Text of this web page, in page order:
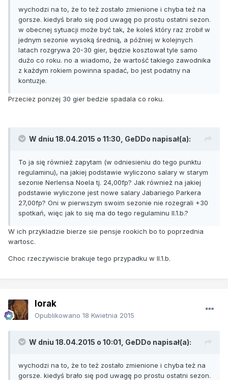
wychodzi na to, że to też zostało zmienione i chyba też na
gorsze. kiedyś brało się pod uwagę po prostu ostatni sezon.
w obecnej sytuacji może być tak, że koleś który raz zrobił w
jednym sezonie wysoką średnią, a później w kolejnych
latach rozgrywa 20-30 gier, będzie kosztował tyle samo
dużo co roku. no a wiadomo, że wartość takiego zawodnika
z każdym rokiem powinna spadać, bo jest podatny na
kontuzje.
Przeciez ponizej 30 gier bedzie spadala co roku.
W dniu 18.04.2015 o 11:30, GeDDo napisał(a):
To ja się również zapytam (w odniesieniu do tego punktu
regulaminu), na jakiej podstawie wyliczono salary w starym
sezonie Nerlensa Noela tj. 24,00fp? Jak również na jakiej
podstawie wyliczone jest nowe salary Jabariego Parkera
27,00fp? Oni w pierwszym swoim sezonie nie rozegrali +30
spotkań, więc jak to się ma do tego regulaminu II.1.b.?
W ich przykladzie bierze sie pensje rookich bo to poprzednia
wartosc.
Choc rzeczywiscie brakuje tego przypadku w II.1.b.
lorak
Opublikowano 18 Kwietnia 2015
W dniu 18.04.2015 o 10:01, GeDDo napisał(a):
wychodzi na to, że to też zostało zmienione i chyba też na
gorsze. kiedyś brało się pod uwagę po prostu ostatni sezon.